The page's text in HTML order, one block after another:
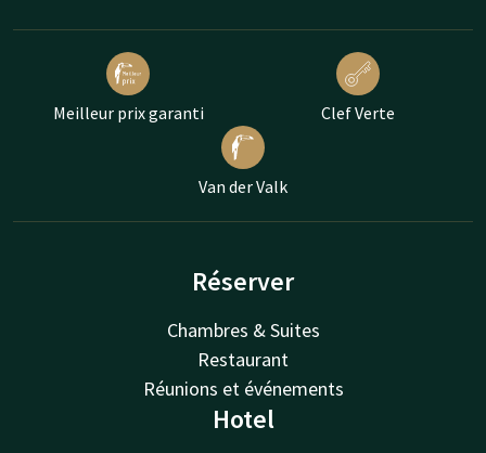
Meilleur prix garanti Clef Verte
Van der Valk
Réserver
Chambres & Suites
Restaurant
Réunions et événements
Hotel